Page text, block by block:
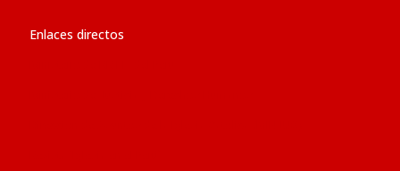
Enlaces directos